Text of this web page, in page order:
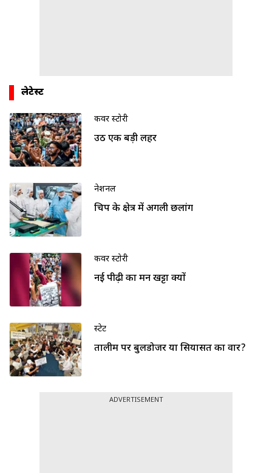
लेटेस्ट
कवर स्टोरी
उठी एक बड़ी लहर
नेशनल
चिप के क्षेत्र में अगली छलांग
कवर स्टोरी
नई पीढ़ी का मन खट्टा क्यों
स्टेट
तालीम पर बुलडोजर या सियासत का वार?
ADVERTISEMENT